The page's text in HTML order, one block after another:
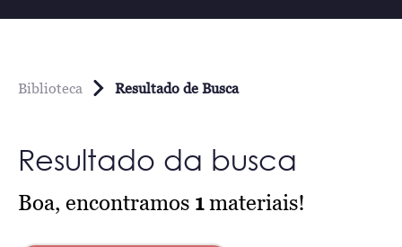
Biblioteca Resultado de Busca
Resultado da busca
Boa, encontramos 1materiais!